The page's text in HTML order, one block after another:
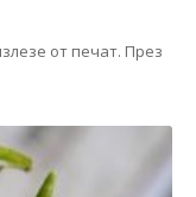
от печат. През